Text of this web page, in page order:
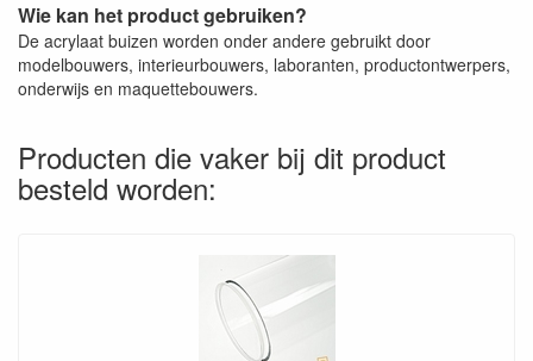
Wie kan het product gebruiken?
De acrylaat buizen worden onder andere gebruikt door
modelbouwers, interieurbouwers, laboranten, productontwerpers,
onderwijs en maquettebouwers.
Producten die vaker bij dit product
besteld worden: